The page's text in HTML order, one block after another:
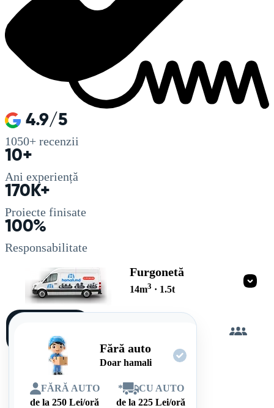
4.9/5
1050+ recenzii
10+
Ani experiență
170K+
Proiecte finisate
100%
Responsabilitate
Furgonetă
14m3 · 1.5t
Fără auto
Doar hamali
FĂRĂ AUTO
de la250 Lei/oră
*
CU AUTO
de la225 Lei/oră
singur